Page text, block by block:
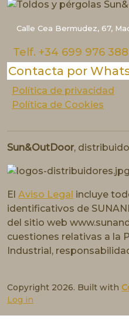
Calle Cea Bermudez, 67,
Telf. +34 699 976 388
Contacta por
Política de privacidad
Política de Cookies
Sun&OutDoor,
El Aviso Legal incluye
identificativos de
del sitio web
cuestiones relativas a la
Industrial,
Copyright 2026. Built with
Log in